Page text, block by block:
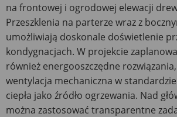
na frontowej i ogrodowej elewacji
Przeszklenia na parterze wraz z
umożliwiają doskonale doświetlenie
kondygnacjach. W projekcie
również energooszczędne
wentylacja mechaniczna w
ciepła jako źródło ogrzewania. Nad
można zastosować transparentne